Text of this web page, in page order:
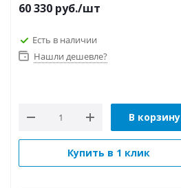
60 330 руб./шт
Есть в наличии
Нашли дешевле?
В корзину
Купить в 1 клик